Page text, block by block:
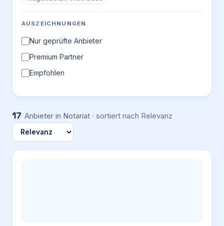
AUSZEICHNUNGEN
Nur geprüfte Anbieter
Premium Partner
Empfohlen
17 Anbieter in Notariat · sortiert nach Relevanz